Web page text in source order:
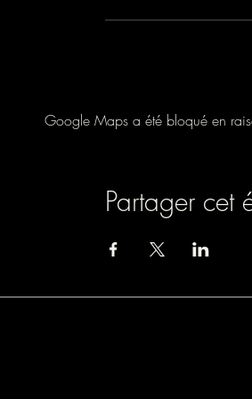
Google Maps a été bloqué en
Partager cet